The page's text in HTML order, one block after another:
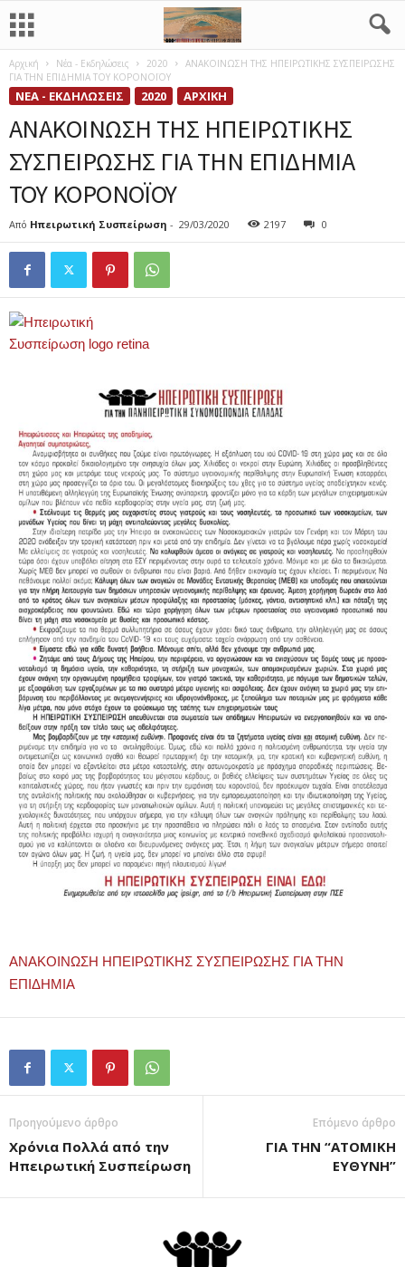
Αρχική Νέα - Εκδηλώσεις 2020
ΑΝΑΚΟΙΝΩΣΗ ΤΗΣ ΗΠΕΙΡΩΤΙΚΗΣ ΣΥΣΠΕΙΡΩΣΗΣ
ΓΙΑ ΤΗΝ ΕΠΙΔΗΜΙΑ ΤΟΥ ΚΟΡΟΝΟΪΟΥ
ΝΈΑ - ΕΚΔΗΛΏΣΕΙΣ 2020 ΑΡΧΙΚΉ
ΑΝΑΚΟΙΝΩΣΗ ΤΗΣ ΗΠΕΙΡΩΤΙΚΗΣ
ΣΥΣΠΕΙΡΩΣΗΣ ΓΙΑ ΤΗΝ ΕΠΙΔΗΜΙΑ
ΤΟΥ ΚΟΡΟΝΟΪΟΥ
Από Ηπειρωτική Συσπείρωση - 29/03/2020 2197 0
ΑΝΑΚΟΙΝΩΣΗ ΗΠΕΙΡΩΤΙΚΗΣ ΣΥΣΠΕΙΡΩΣΗΣ ΓΙΑ ΤΗΝ
ΕΠΙΔΗΜΙΑ
Προηγούμενο άρθρο
Χρόνια Πολλά από την
Ηπειρωτική Συσπείρωση
Επόμενο άρθρο
ΓΙΑ ΤΗΝ “ΑΤΟΜΙΚΗ
ΕΥΘΥΝΗ”